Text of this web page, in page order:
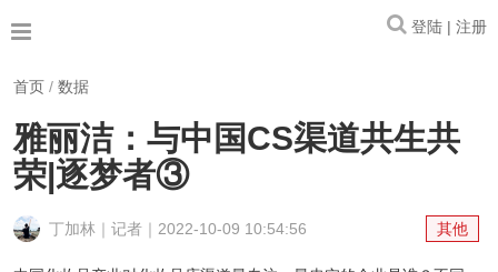
登陆 | 注册
首页 / 数据
雅丽洁：与中国CS渠道共生共
荣|逐梦者③
丁加林｜记者｜2022-10-09 10:54:56 其他